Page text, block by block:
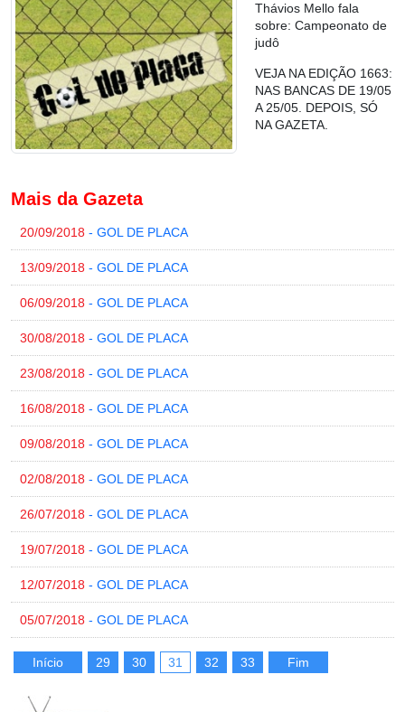
Thávios Mello fala
sobre: Campeonato de
judô
VEJA NA EDIÇÃO 1663:
NAS BANCAS DE 19/05
A 25/05. DEPOIS, SÓ
NA GAZETA.
Mais da Gazeta
20/09/2018 - GOL DE PLACA
13/09/2018 - GOL DE PLACA
06/09/2018 - GOL DE PLACA
30/08/2018 - GOL DE PLACA
23/08/2018 - GOL DE PLACA
16/08/2018 - GOL DE PLACA
09/08/2018 - GOL DE PLACA
02/08/2018 - GOL DE PLACA
26/07/2018 - GOL DE PLACA
19/07/2018 - GOL DE PLACA
12/07/2018 - GOL DE PLACA
05/07/2018 - GOL DE PLACA
Início 29 30 31 32 33 Fim